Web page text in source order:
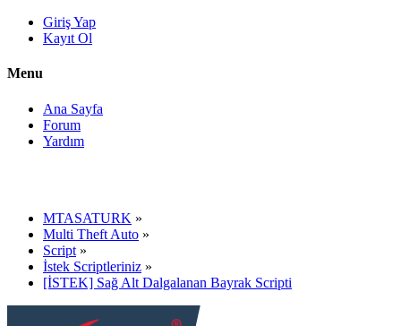
Giriş Yap
Kayıt Ol
Menu
Ana Sayfa
Forum
Yardım
MTASATURK »
Multi Theft Auto »
Script »
İstek Scriptleriniz »
[İSTEK] Sağ Alt Dalgalanan Bayrak Scripti